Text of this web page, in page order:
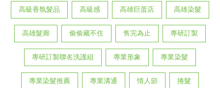
高級香氛髮品 高級感 高雄巨蛋店 高雄染髮
高雄髮廊 偷偷藏不住 售完為止 專研訂製
專研訂製聯名洗護組 專業形象 專業染髮
專業染髮推薦 專業溝通 情人節 捲髮